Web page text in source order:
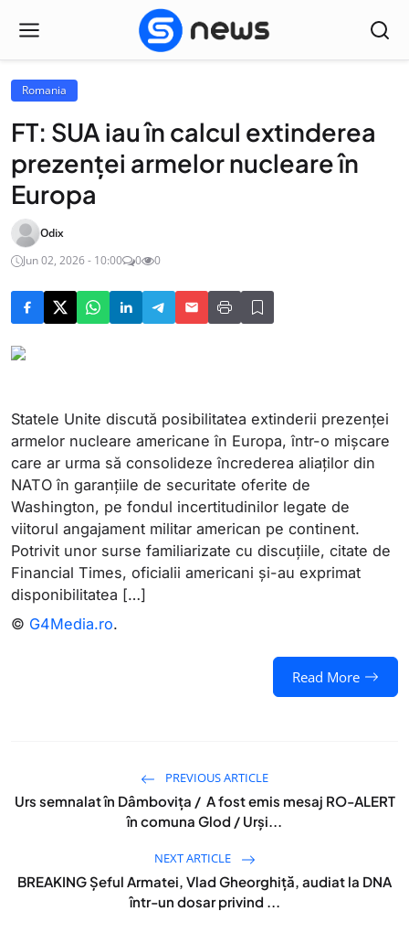
Romania
FT: SUA iau în calcul extinderea
prezenței armelor nucleare în
Europa
Odix
Jun 02, 2026 - 10:00
0 0
Statele Unite discută posibilitatea extinderii prezenței
armelor nucleare americane în Europa, într-o mișcare
care ar urma să consolideze încrederea aliaților din
NATO în garanțiile de securitate oferite de
Washington, pe fondul incertitudinilor legate de
viitorul angajament militar american pe continent.
Potrivit unor surse familiarizate cu discuțiile, citate de
Financial Times, oficialii americani și-au exprimat
disponibilitatea […]
© G4Media.ro.
Read More
PREVIOUS ARTICLE
Urs semnalat în Dâmboviţa / A fost emis mesaj RO-ALERT
în comuna Glod / Urși...
NEXT ARTICLE
BREAKING Șeful Armatei, Vlad Gheorghiță, audiat la DNA
într-un dosar privind ...